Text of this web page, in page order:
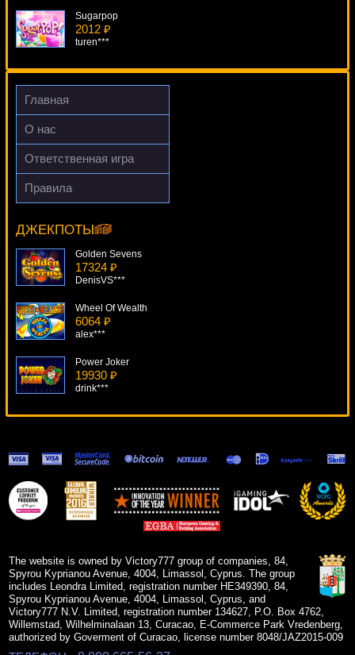
Sugarpop
2012 ₽
turen***
Reel Classic 3
4782 ₽
drink***
Главная
О нас
Ответственная игра
Правила
ДЖЕКПОТЫ
Plumbo
Serg***
Golden Sevens
17324 ₽
DenisVS***
Wheel Of Wealth
6064 ₽
alex***
Power Joker
19930 ₽
drink***
Bermuda Triangle
14714 ₽
drink***
The Exterminator
The website is owned by Victory777 group of companies, 84,
Spyrou Kyprianou Avenue, 4004, Limassol, Cyprus. The group
includes Leondra Limited, registration number HE349390, 84,
Spyrou Kyprianou Avenue, 4004, Limassol, Cyprus, and
Victory777 N.V. Limited, registration number 134627, P.O. Box 4762,
Willemstad, Wilhelminalaan 13, Curacao, E-Commerce Park Vredenberg,
authorized by Goverment of Curacao, license number 8048/JAZ2015-009